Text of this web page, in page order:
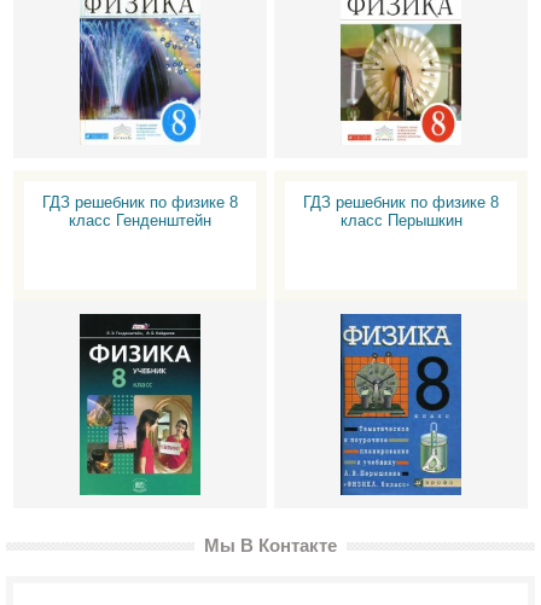
ГДЗ решебник по физике 8
класс Генденштейн
ГДЗ решебник по физике 8
класс Перышкин
Мы В Контакте